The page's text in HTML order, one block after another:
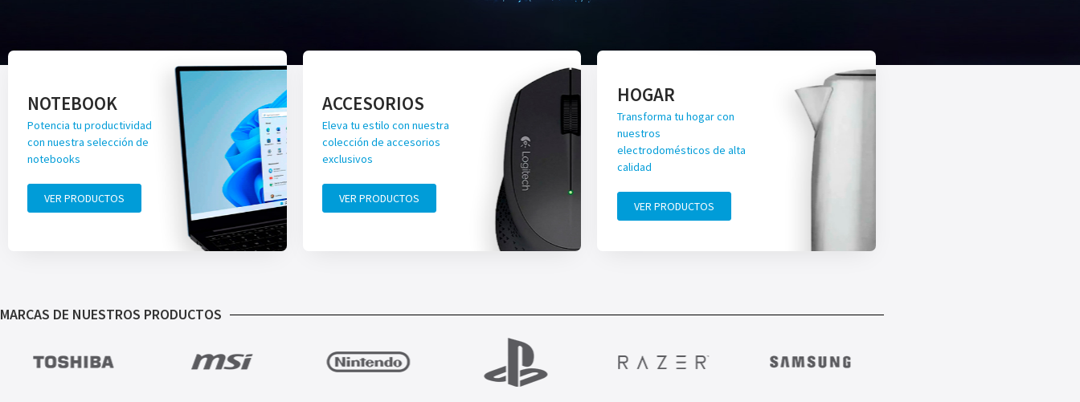
NOTEBOOK
Potencia tu productividad
con nuestra selección de
notebooks
VER PRODUCTOS
ACCESORIOS
Eleva tu estilo con nuestra
colección de accesorios
exclusivos
VER PRODUCTOS
HOGAR
Transforma tu hogar con
nuestros
electrodomésticos de alta
calidad
VER PRODUCTOS
MARCAS DE NUESTROS PRODUCTOS